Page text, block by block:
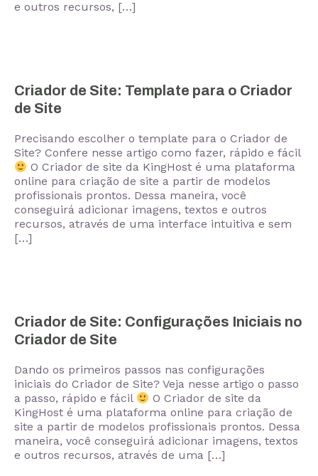
e outros recursos, […]
Criador de Site: Template para o Criador
de Site
Precisando escolher o template para o Criador de
Site? Confere nesse artigo como fazer, rápido e fácil
O Criador de site da KingHost é uma plataforma
online para criação de site a partir de modelos
profissionais prontos. Dessa maneira, você
conseguirá adicionar imagens, textos e outros
recursos, através de uma interface intuitiva e sem
[…]
Criador de Site: Configurações Iniciais no
Criador de Site
Dando os primeiros passos nas configurações
iniciais do Criador de Site? Veja nesse artigo o passo
a passo, rápido e fácil
O Criador de site da
KingHost é uma plataforma online para criação de
site a partir de modelos profissionais prontos. Dessa
maneira, você conseguirá adicionar imagens, textos
e outros recursos, através de uma […]